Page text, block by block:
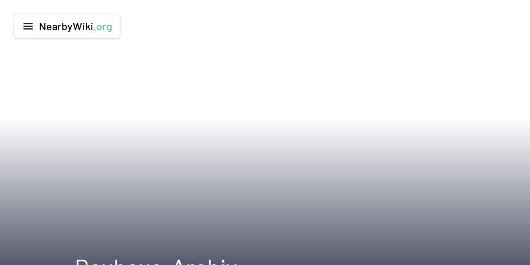
menu NearbyWiki .org